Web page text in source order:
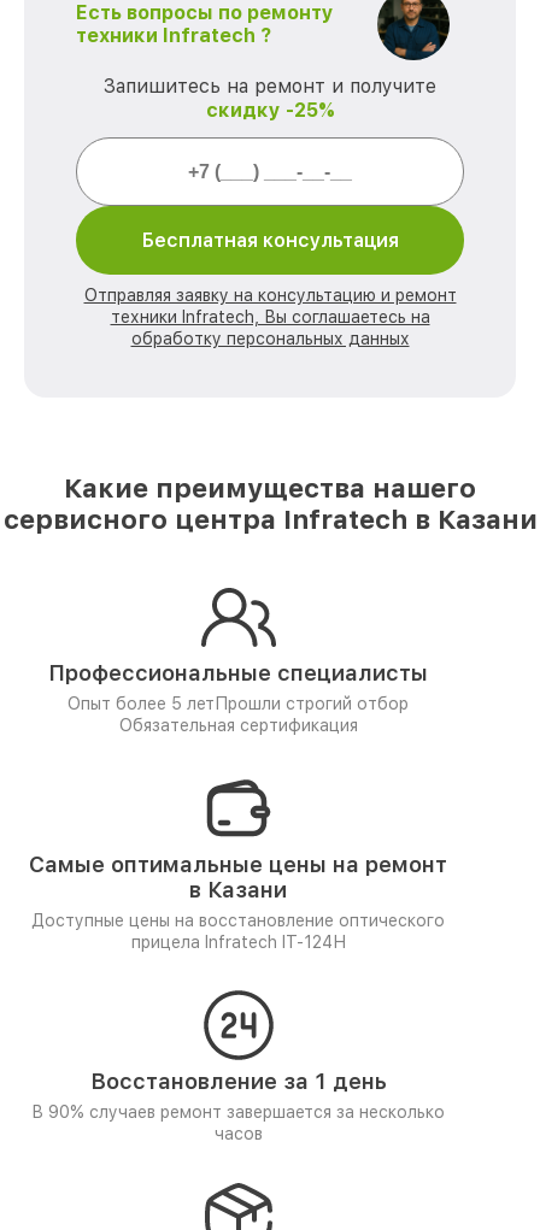
Есть вопросы по ремонту
техники Infratech ?
Запишитесь на ремонт и получите
скидку -25%
Бесплатная консультация
Отправляя заявку на консультацию и ремонт
техники Infratech, Вы соглашаетесь на
обработку персональных данных
Какие преимущества нашего
сервисного центра Infratech в Казани
Профессиональные специалисты
Опыт более 5 лет Прошли строгий отбор
Обязательная сертификация
Самые оптимальные цены на ремонт
в Казани
Доступные цены на восстановление оптического
прицела Infratech IT-124Н
Восстановление за 1 день
В 90% случаев ремонт завершается за несколько
часов